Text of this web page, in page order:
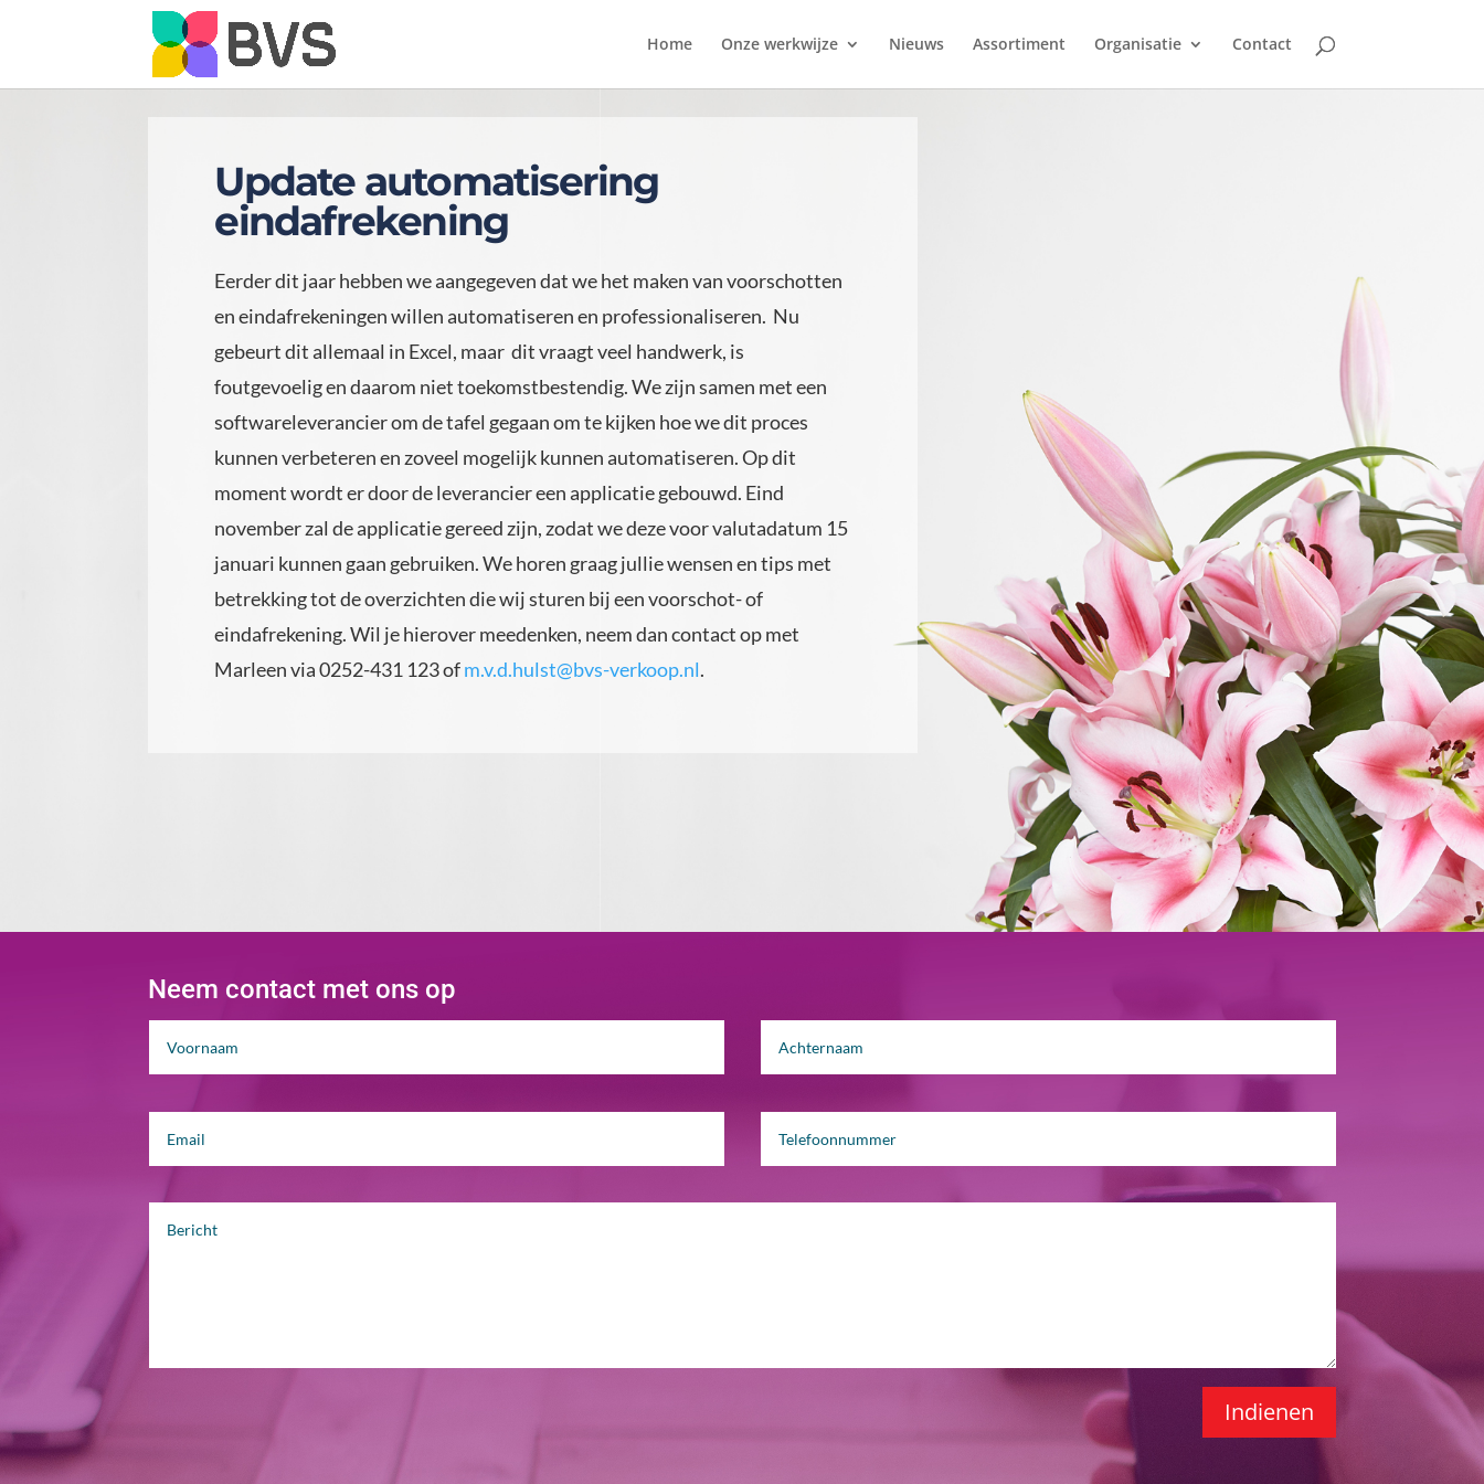
Home Onze werkwijze Nieuws Assortiment Organisatie Contact
Update automatisering
eindafrekening
Eerder dit jaar hebben we aangegeven dat we het maken van voorschotten
en eindafrekeningen willen automatiseren en professionaliseren. Nu
gebeurt dit allemaal in Excel, maar dit vraagt veel handwerk, is
foutgevoelig en daarom niet toekomstbestendig. We zijn samen met een
softwareleverancier om de tafel gegaan om te kijken hoe we dit proces
kunnen verbeteren en zoveel mogelijk kunnen automatiseren. Op dit
moment wordt er door de leverancier een applicatie gebouwd. Eind
november zal de applicatie gereed zijn, zodat we deze voor valutadatum 15
januari kunnen gaan gebruiken. We horen graag jullie wensen en tips met
betrekking tot de overzichten die wij sturen bij een voorschot- of
eindafrekening. Wil je hierover meedenken, neem dan contact op met
Marleen via 0252-431 123 ofm.v.d.hulst@bvs-verkoop.nl.
Neem contact met ons op
Indienen